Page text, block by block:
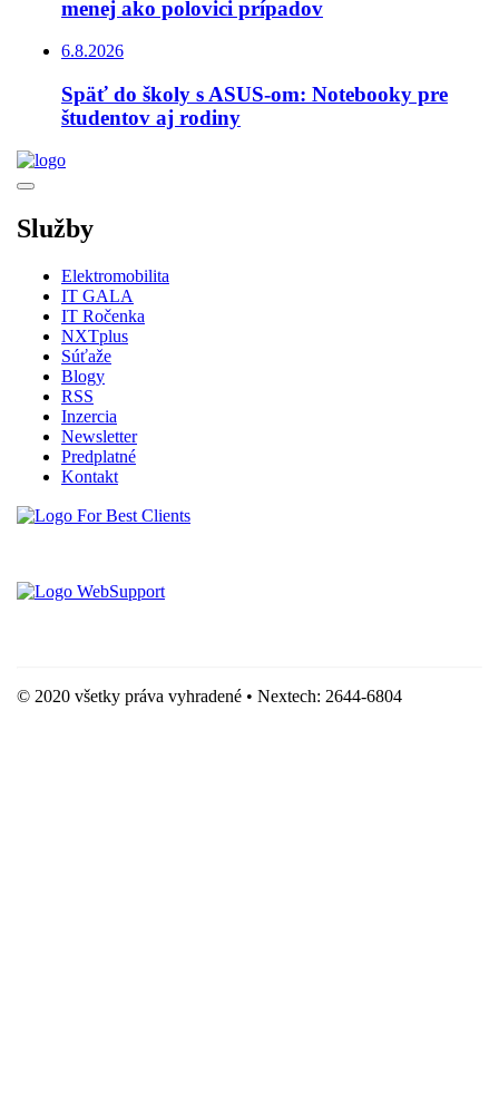
menej ako polovici prípadov
6.8.2026
Späť do školy s ASUS-om: Notebooky pre
študentov aj rodiny
Služby
Elektromobilita
IT GALA
IT Ročenka
NXTplus
Súťaže
Blogy
RSS
Inzercia
Newsletter
Predplatné
Kontakt
© 2020 všetky práva vyhradené • Nextech: 2644-6804